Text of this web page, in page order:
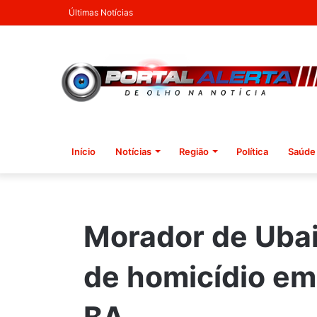
Últimas Notícias
Início Notícias Região Política Saúde
Morador de
de homicídio